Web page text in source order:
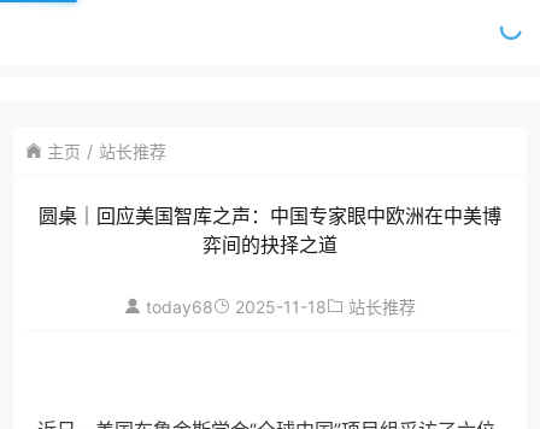
主页 站长推荐
圆桌｜回应美国智库之声：中国专家眼中欧洲在中美博
弈间的抉择之道
today68 2025-11-18 站长推荐